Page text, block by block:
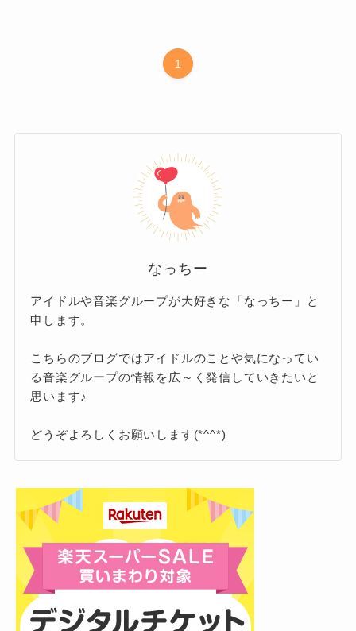
1
なっちー
アイドルや音楽グループが大好きな「なっちー」と
申します。
こちらのブログではアイドルのことや気になってい
る音楽グループの情報を広～く発信していきたいと
思います♪
どうぞよろしくお願いします(*^^*)